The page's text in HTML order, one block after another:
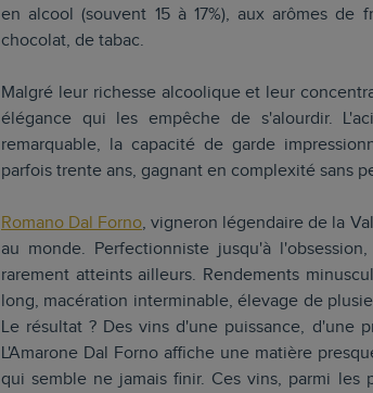
en alcool (souvent 15 à 17%), aux arômes
chocolat, de tabac.
Malgré leur richesse alcoolique et leur
élégance qui les empêche de s'alourdir.
remarquable, la capacité de garde
parfois trente ans, gagnant en complexité sans
Romano Dal Forno, vigneron légendaire de la
au monde. Perfectionniste jusqu'à
rarement atteints ailleurs. Rendements
long, macération interminable, élevage de
Le résultat ? Des vins d'une puissance, d'une
L'Amarone Dal Forno affiche une matière
qui semble ne jamais finir. Ces vins, parmi